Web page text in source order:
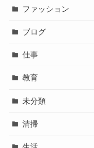
ファッション
ブログ
仕事
教育
未分類
清掃